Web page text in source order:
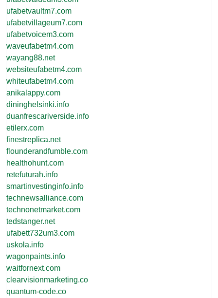
ufabetvaultm7.com
ufabetvillageum7.com
ufabetvoicem3.com
waveufabetm4.com
wayang88.net
websiteufabetm4.com
whiteufabetm4.com
anikalappy.com
dininghelsinki.info
duanfrescariverside.info
etilerx.com
finestreplica.net
flounderandfumble.com
healthohunt.com
retefuturah.info
smartinvestinginfo.info
technewsalliance.com
technonetmarket.com
tedstanger.net
ufabett732um3.com
uskola.info
wagonpaints.info
waitfornext.com
clearvisionmarketing.co
quantum-code.co